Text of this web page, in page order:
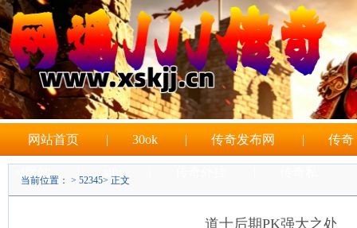
网站首页 | 30ok | 传奇发布网 | 传奇
当前位置： > 52345> 正文
道士后期PK强大之处